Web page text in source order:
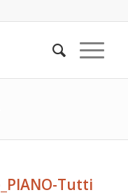
Tutti